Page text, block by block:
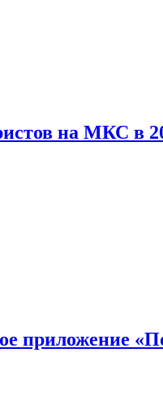
на МКС в
приложение